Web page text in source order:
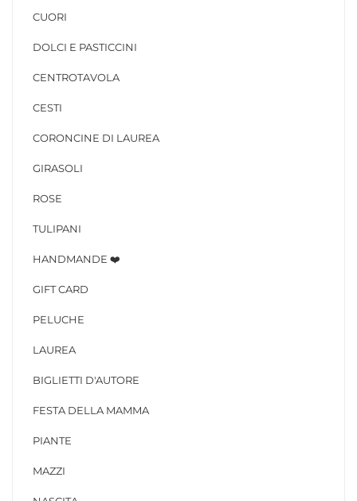
CUORI
DOLCI E PASTICCINI
CENTROTAVOLA
CESTI
CORONCINE DI LAUREA
GIRASOLI
ROSE
TULIPANI
HANDMANDE ❤️
GIFT CARD
PELUCHE
LAUREA
BIGLIETTI D'AUTORE
FESTA DELLA MAMMA
PIANTE
MAZZI